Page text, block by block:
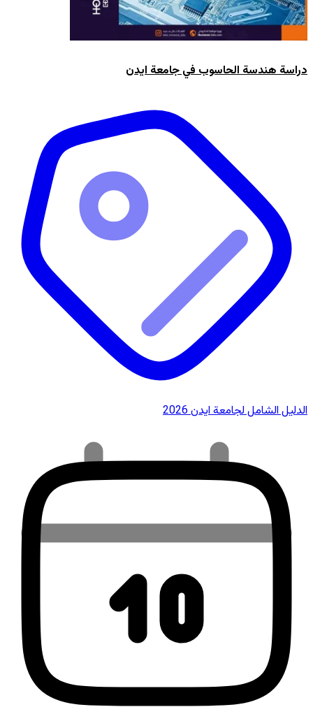
دراسة هندسة الحاسوب في جامعة ايدن
الدليل الشامل لجامعة ايدن 2026